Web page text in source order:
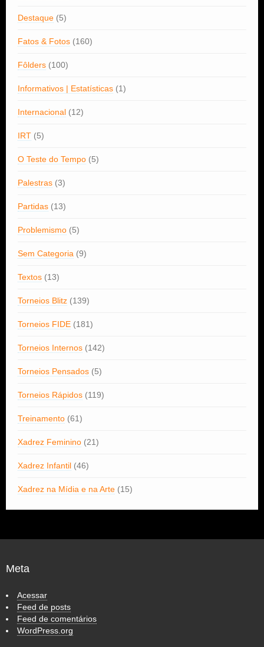
Destaque (5)
Fatos & Fotos (160)
Fôlders (100)
Informativos | Estatísticas (1)
Internacional (12)
IRT (5)
O Teste do Tempo (5)
Palestras (3)
Partidas (13)
Problemismo (5)
Sem Categoria (9)
Textos (13)
Torneios Blitz (139)
Torneios FIDE (181)
Torneios Internos (142)
Torneios Pensados (5)
Torneios Rápidos (119)
Treinamento (61)
Xadrez Feminino (21)
Xadrez Infantil (46)
Xadrez na Mídia e na Arte (15)
Meta
Acessar
Feed de posts
Feed de comentários
WordPress.org